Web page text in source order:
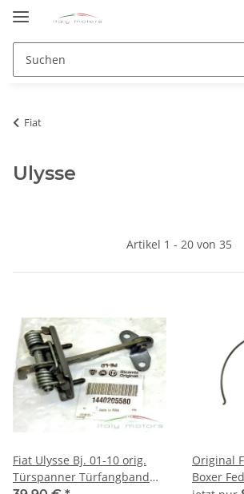
Fiat
Ulysse
Artikel 1 - 20 von 35
Fiat Ulysse Bj. 01-10 orig.
Türspanner Türfangband
Original
Boxer